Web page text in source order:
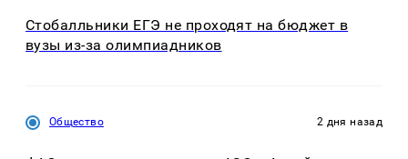
Стобалльники ЕГЭ не проходят на бюджет в
вузы из-за олимпиадников
Общество 2 дня назад